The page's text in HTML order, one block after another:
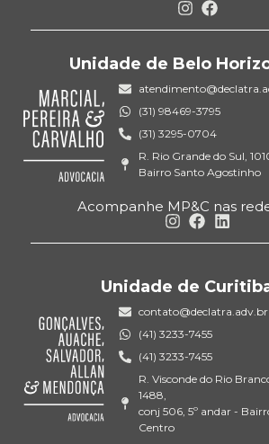
Unidade de Belo
(31) 98469-3795
(31) 3295-0704
R. Rio Grande do Sul,
Bairro Santo Agostinho
Acompanhe MP&C nas
Unidade de
contato@declatra.adv.br
(41) 3233-7455
(41) 3233-7455
R. Visconde do Rio
1488,
conj 506, 5º andar -
Centro